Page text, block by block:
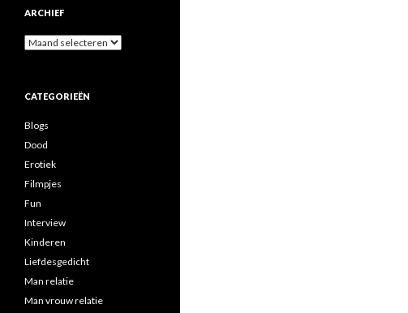
ARCHIEF
A
i
f
CATEGORIEËN
Blogs
Dood
Erotiek
Filmpjes
Fun
Interview
Kinderen
Liefdesgedicht
Man relatie
Man vrouw relatie